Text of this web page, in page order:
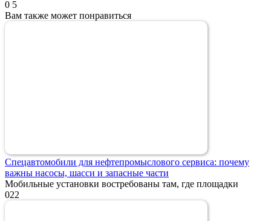
0 5
Вам также может понравиться
Спецавтомобили для нефтепромыслового сервиса: почему
важны насосы, шасси и запасные части
Мобильные установки востребованы там, где площадки
022